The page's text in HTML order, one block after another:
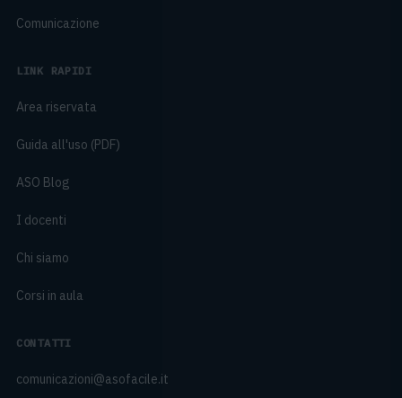
Comunicazione
LINK RAPIDI
Area riservata
Guida all'uso (PDF)
ASO Blog
I docenti
Chi siamo
Corsi in aula
CONTATTI
comunicazioni@asofacile.it